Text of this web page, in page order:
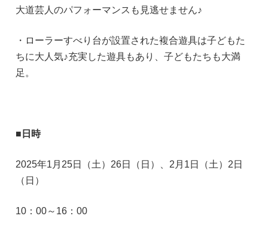
大道芸人のパフォーマンスも見逃せません♪
・ローラーすべり台が設置された複合遊具は子どもた
ちに大人気♪充実した遊具もあり、子どもたちも大満
足。
■日時
2025年1月25日（土）26日（日）、2月1日（土）2日
（日）
10：00～16：00